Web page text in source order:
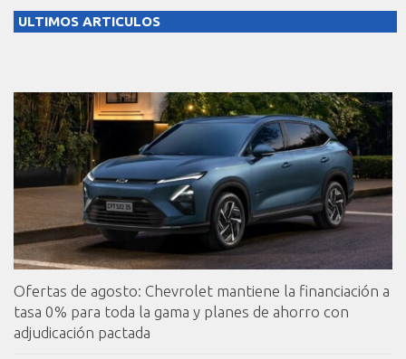
ULTIMOS ARTICULOS
Ofertas de agosto: Chevrolet mantiene la financiación a
tasa 0% para toda la gama y planes de ahorro con
adjudicación pactada